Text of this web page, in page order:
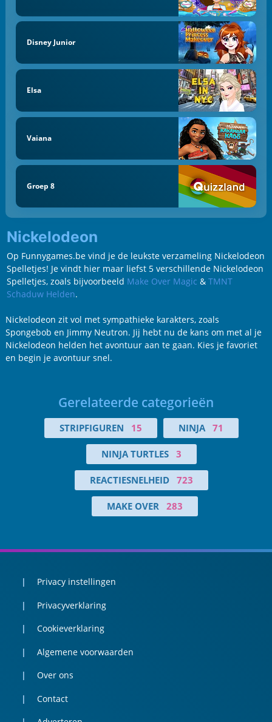
Disney Junior
Elsa
Vaiana
Groep 8
Nickelodeon
Op Funnygames.be vind je de leukste verzameling Nickelodeon
Spelletjes! Je vindt hier maar liefst 5 verschillende Nickelodeon
Spelletjes, zoals bijvoorbeeld Make Over Magic & TMNT
Schaduw Helden.
Nickelodeon zit vol met sympathieke karakters, zoals
Spongebob en Jimmy Neutron. Jij hebt nu de kans om met al je
Nickelodeon helden het avontuur aan te gaan. Kies je favoriet
en begin je avontuur snel.
Gerelateerde categorieën
STRIPFIGUREN 15 NINJA 71
NINJA TURTLES 3
REACTIESNELHEID 723
MAKE OVER 283
Privacy instellingen
Privacyverklaring
Cookieverklaring
Algemene voorwaarden
Over ons
Contact